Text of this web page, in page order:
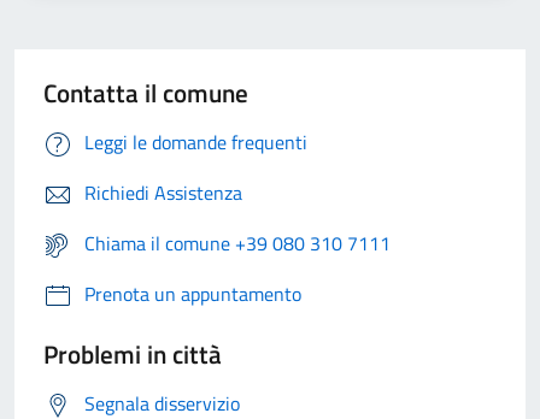
Contatta il comune
Leggi le domande frequenti
Richiedi Assistenza
Chiama il comune +39 080 310 7111
Prenota un appuntamento
Problemi in città
Segnala disservizio